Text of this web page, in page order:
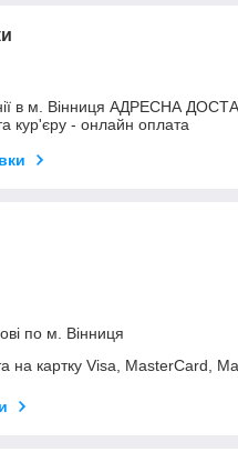
в м. Вінниця АДРЕСНА
кур'єру - онлайн оплата
по м. Вінниця
на картку Visa, MasterCard,